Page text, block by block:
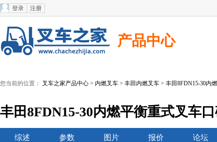
登录 注册
产品中心
您当前的位置： 叉车之家产品中心 > 内燃叉车 > 丰田内燃叉车 > 丰田8FDN15-30内
丰田8FDN15-30内燃平衡重式叉车
综述 参数 图片 报价 论坛